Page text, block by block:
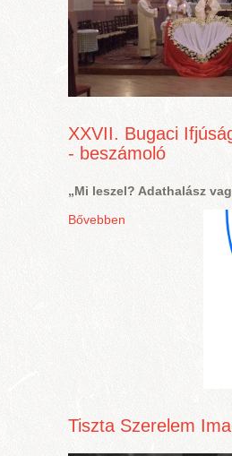
XXVII. Bugaci
- beszámoló
„Mi leszel? Adathalász
Bővebben
Tiszta Szerelem